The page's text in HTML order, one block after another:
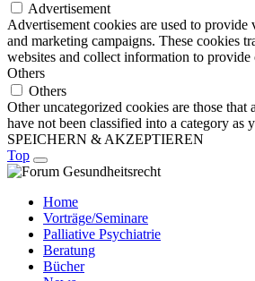
Advertisement
Advertisement cookies are used to provide
and marketing campaigns. These cookies
websites and collect information to provide
Others
Others
Other uncategorized cookies are those that
have not been classified into a category as
SPEICHERN & AKZEPTIEREN
Top
Home
Vorträge/Seminare
Palliative Psychiatrie
Beratung
Bücher